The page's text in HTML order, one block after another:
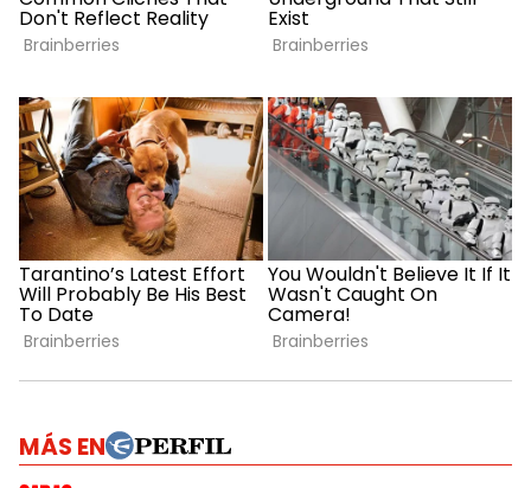
MÁS EN